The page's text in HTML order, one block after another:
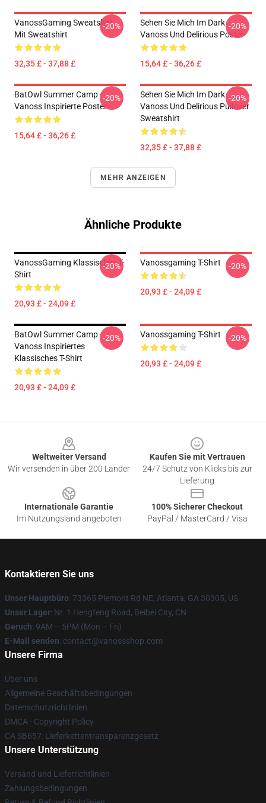
VanossGaming Sweatshirt
Mit Sweatshirt
32,35 £ - 37,88 £
-20%
Sehen Sie Mich Im Dark
Vanoss Und Delirious Poster
15,64 £ - 36,26 £
-20%
BatOwl Summer Camp -
Vanoss Inspirierte Poster
15,64 £ - 36,26 £
-20%
Sehen Sie Mich Im Dark
Vanoss Und Delirious Pullover
Sweatshirt
32,35 £ - 37,88 £
-20%
MEHR ANZEIGEN
Ähnliche Produkte
VanossGaming Klassisches T-
Shirt
20,93 £ - 24,09 £
-20% Vanossgaming T-Shirt
20,93 £ - 24,09 £
-20%
BatOwl Summer Camp -
Vanoss Inspiriertes
Klassisches T-Shirt
20,93 £ - 24,09 £
-20% Vanossgaming T-Shirt
20,93 £ - 24,09 £
-20%
Weltweiter Versand
Wir versenden in über 200 Länder
Kaufen Sie mit Vertrauen
24/7 Schutz von Klicks bis zur
Lieferung
Internationale Garantie
Im Nutzungsland angeboten
100% Sicherer Checkout
PayPal / MasterCard / Visa
Kontaktieren Sie uns
Unser Hauptbüro: 73365 Piemont Rd NE, Atlanta, GA 30305, US
Unser Lager: Nr. 1 Hengfeng Road, Beibei City, CN
Geruch: 9AM – 5PM (Mon – Fri)
E-Mail senden: contact@vanossshop.com
Unsere Firma
Über uns
Allgemeine Geschäftsbedingungen
Datenschutzrichtlinien
DMCA - Copyright Policy
CA SB657: Lieferkettentransparenzgesetz
Unsere Unterstützung
Versand und Lieferrichtlinien
Zahlungsbedingungen